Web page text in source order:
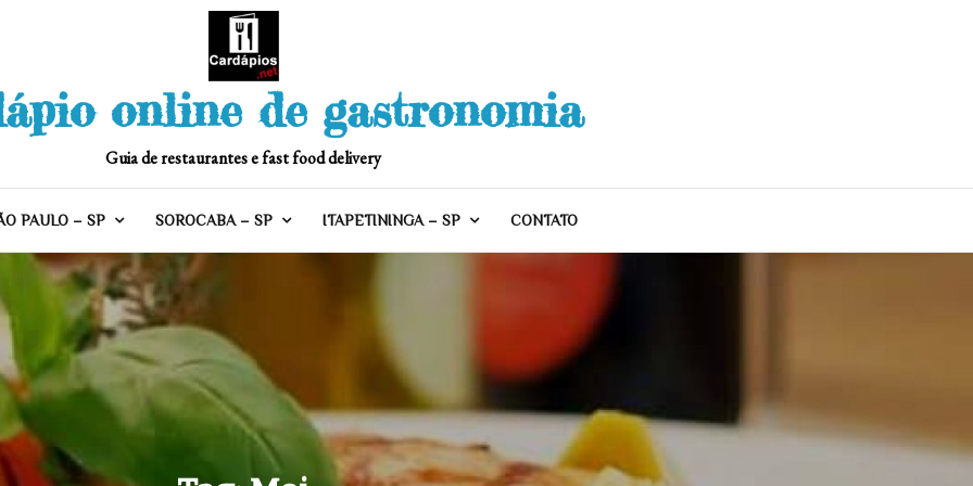
online de gastronomia
Guia de restaurantes e fast food delivery
PAULO – SP SOROCABA – SP ITAPETININGA – SP CONTATO